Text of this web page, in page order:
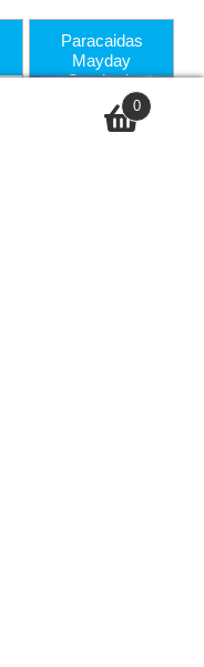
Paracaidas
Mayday
Cuadrado
0